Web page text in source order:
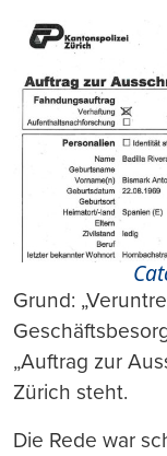
Grund:
„Auftrag zur
Zürich steht.
Die Rede war